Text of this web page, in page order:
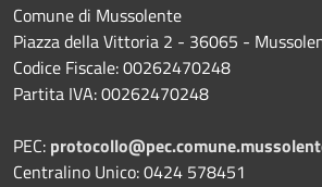
Comune di Mussolente
Piazza della Vittoria 2 - 36065 -
Codice Fiscale: 00262470248
Partita IVA: 00262470248
PEC:
Centralino Unico: 0424 578451